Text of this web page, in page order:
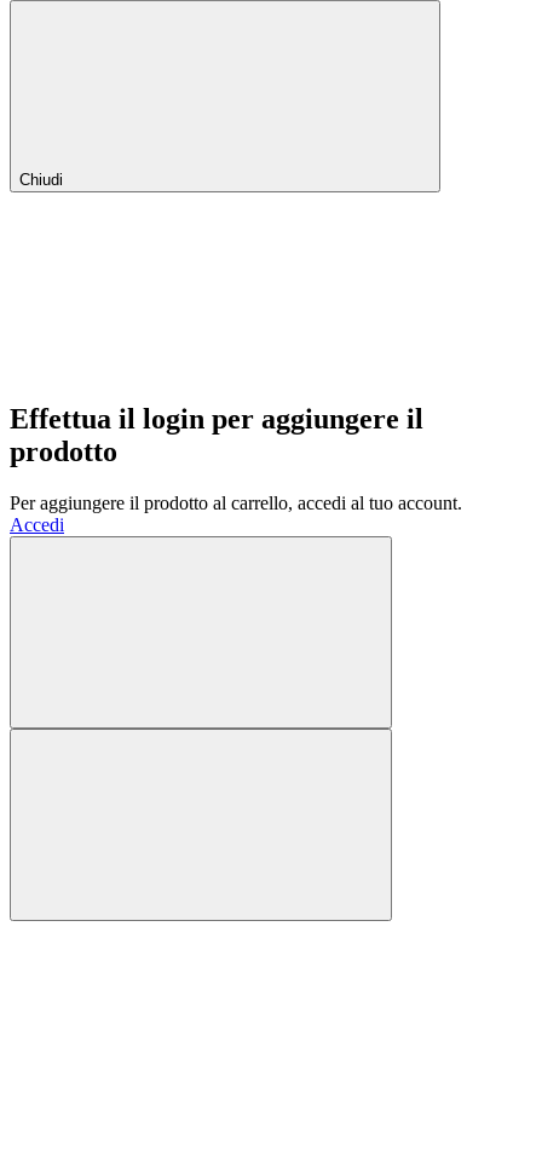
Chiudi
Effettua il login per aggiungere il
prodotto
Per aggiungere il prodotto al carrello, accedi al tuo account.
Accedi